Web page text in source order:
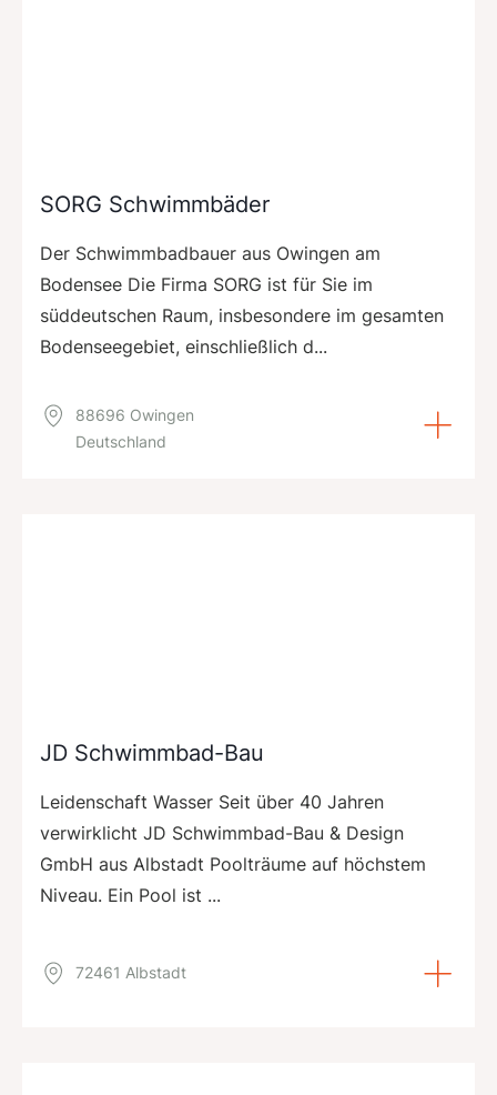
SORG Schwimmbäder
Der Schwimmbadbauer aus Owingen am
Bodensee Die Firma SORG ist für Sie im
süddeutschen Raum, insbesondere im gesamten
Bodenseegebiet, einschließlich d...
88696 Owingen
Deutschland
JD Schwimmbad-Bau
Leidenschaft Wasser Seit über 40 Jahren
verwirklicht JD Schwimmbad-Bau & Design
GmbH aus Albstadt Poolträume auf höchstem
Niveau. Ein Pool ist ...
72461 Albstadt